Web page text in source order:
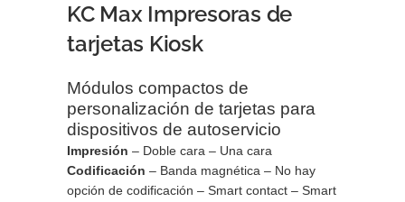
KC Max Impresoras de
tarjetas Kiosk
Módulos compactos de
personalización de tarjetas para
dispositivos de autoservicio
Impresión – Doble cara – Una cara
Codificación – Banda magnética – No hay
opción de codificación – Smart contact – Smart